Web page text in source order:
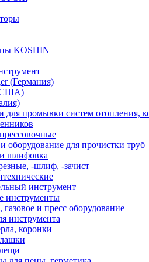
KOSHIN
(Германия)
для промывки систем отопления,
для прочистки труб
шлифовка
-шлиф, -зачист
инструмент
инструменты
газовое и пресс оборудование
инструмента
коронки